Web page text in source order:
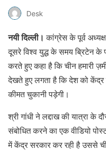
Desk
नयी दिल्ली। कांग्रेस के पूर्व
दूसरे विश्व युद्ध के समय ब्रिटेन के
करते हुए कहा है कि चीन हमारी
देखते हुए लगता है कि देश को केंद्र
कीमत चुकानी पड़ेगी।
श्री गांधी ने लद्दाख की यात्रा के
संबोधित करने का एक वीडियो
में केंद्र सरकार कर रही है उससे